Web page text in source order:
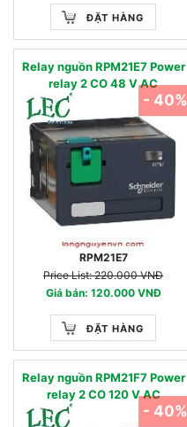
ĐẶT HÀNG
Relay nguồn RPM21E7 Power
relay 2 CO 48 V AC
RPM21E7
Price List: 220.000 VNĐ
Giá bán: 120.000 VNĐ
ĐẶT HÀNG
- 40%
Relay nguồn RPM21F7 Power
relay 2 CO 120 V AC
- 40%